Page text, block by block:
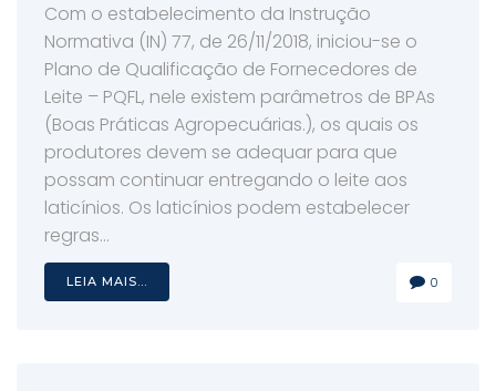
Com o estabelecimento da Instrução
Normativa (IN) 77, de 26/11/2018, iniciou-se o
Plano de Qualificação de Fornecedores de
Leite – PQFL, nele existem parâmetros de BPAs
(Boas Práticas Agropecuárias.), os quais os
produtores devem se adequar para que
possam continuar entregando o leite aos
laticínios. Os laticínios podem estabelecer
regras...
LEIA MAIS... 0